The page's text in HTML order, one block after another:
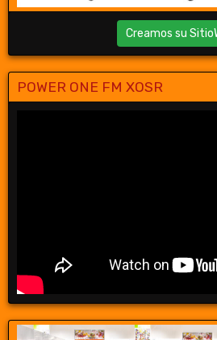
Creamos su
POWER ONE FM XOSR